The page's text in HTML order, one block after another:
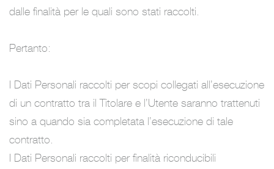
dalle finalità per le quali sono stati raccolti.
Pertanto:
I Dati Personali raccolti per scopi collegati all’esecuzione
di un contratto tra il Titolare e l’Utente saranno trattenuti
sino a quando sia completata l’esecuzione di tale
contratto.
I Dati Personali raccolti per finalità riconducibili